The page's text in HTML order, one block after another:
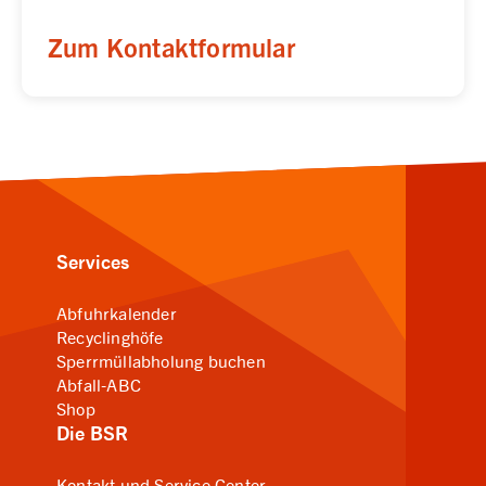
Zum Kontaktformular
Services
Abfuhrkalender
Recyclinghöfe
Sperrmüllabholung buchen
Abfall-ABC
Shop
Die BSR